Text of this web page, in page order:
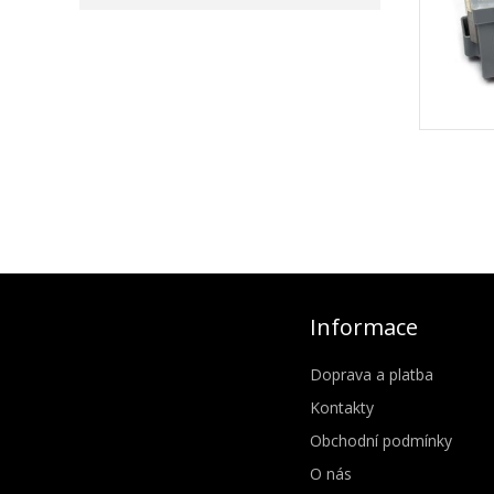
Informace
Doprava a platba
Kontakty
Obchodní podmínky
O nás